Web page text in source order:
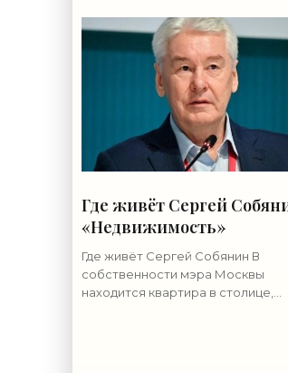
Где живёт Сергей
«Недвижимость»
Где живёт Сергей Собянин В
собственности мэра Москвы
находится квартира в столице,